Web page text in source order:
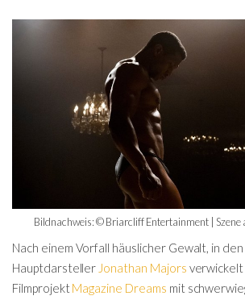
Bildnachweis: © Briarcliff Entertainment | Szene
Nach einem Vorfall häuslicher Gewalt, in
Hauptdarsteller Jonathan Majors verwickelt
Filmprojekt Magazine Dreams mit